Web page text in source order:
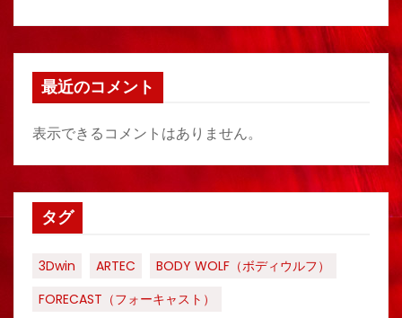
最近のコメント
表示できるコメントはありません。
タグ
3Dwin ARTEC
BODY WOLF（ボディウルフ）
FORECAST（フォーキャスト）